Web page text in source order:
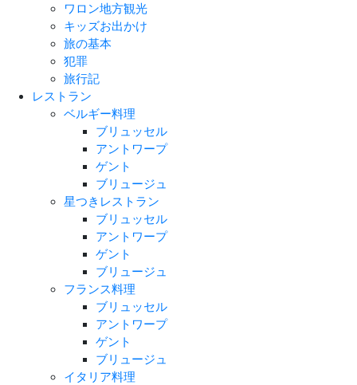
ワロン地方観光
キッズお出かけ
旅の基本
犯罪
旅行記
レストラン
ベルギー料理
ブリュッセル
アントワープ
ゲント
ブリュージュ
星つきレストラン
ブリュッセル
アントワープ
ゲント
ブリュージュ
フランス料理
ブリュッセル
アントワープ
ゲント
ブリュージュ
イタリア料理